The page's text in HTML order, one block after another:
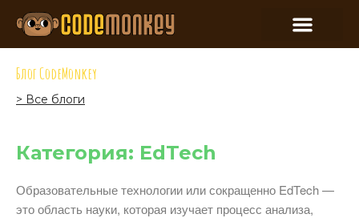
Блог CodeMonkey
> Все блоги
Категория: EdTech
Образовательные технологии или сокращенно EdTech —
это область науки, которая изучает процесс анализа,